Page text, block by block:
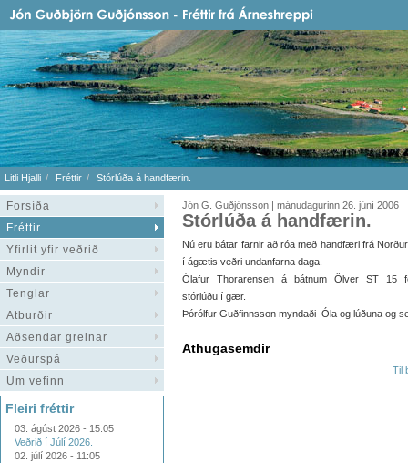
Litli Hjalli Fréttir Stórlúða á handfærin.
Forsíða
Fréttir
Yfirlit yfir veðrið
Myndir
Tenglar
Atburðir
Aðsendar greinar
Veðurspá
Um vefinn
Fleiri fréttir
03. ágúst 2026 - 15:05
Veðrið í Júlí 2026.
02. júlí 2026 - 11:05
Jón G. Guðjónsson | mánudagurinn 26. júní 2006
Stórlúða á handfærin.
Nú eru bátar farnir að róa með handfæri frá
í ágætis veðri undanfarna daga.
Ólafur Thorarensen á bátnum Ölver ST 15
stórlúðu í gær.
Þórólfur Guðfinnsson myndaði Óla og lúðuna og
Athugasemdir
Til